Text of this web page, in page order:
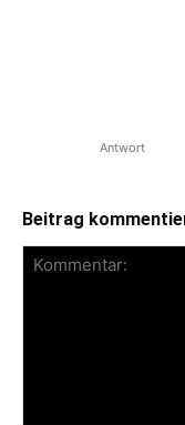
Antwort
Beitrag